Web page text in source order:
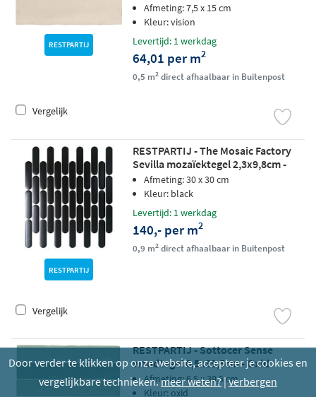
Door verder te klikken op onze website, accepteer je cookies en
vergelijkbare technieken.meer weten?|verbergen
RESTPARTIJ
Afmeting: 7,5 x 15 cm
Kleur: vision
Levertijd: 1 werkdag
64,01 per m2
0,5 m2direct afhaalbaar in Buitenpost
Vergelijk
RESTPARTIJ
RESTPARTIJ - The Mosaic Factory
Sevilla mozaïektegel 2,3x9,8cm -
Black matt
Afmeting: 30 x 30 cm
Kleur: black
Levertijd: 1 werkdag
140,- per m2
0,9 m2direct afhaalbaar in Buitenpost
Vergelijk
RESTPARTIJ - Sottocer Sense
wandtegel 6,5x39,5cm - Oxid
Afmeting: 6,5 x 39,5 cm
Kleur: oxid